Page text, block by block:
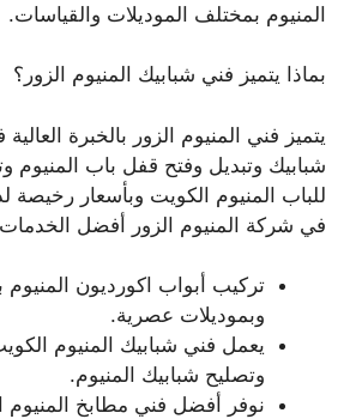
المنيوم بمختلف الموديلات والقياسات.
بماذا يتميز فني شبابيك المنيوم الزور؟
يتميز فني المنيوم الزور بالخبرة
شبابيك وتبديل وفتح قفل باب المنيوم
للباب المنيوم الكويت وبأسعار رخيصة
في شركة المنيوم الزور أفضل
تركيب أبواب اكورديون المنيوم
وبموديلات عصرية.
يعمل فني شبابيك المنيوم
وتصليح شبابيك المنيوم.
نوفر أفضل فني مطابخ المنيوم